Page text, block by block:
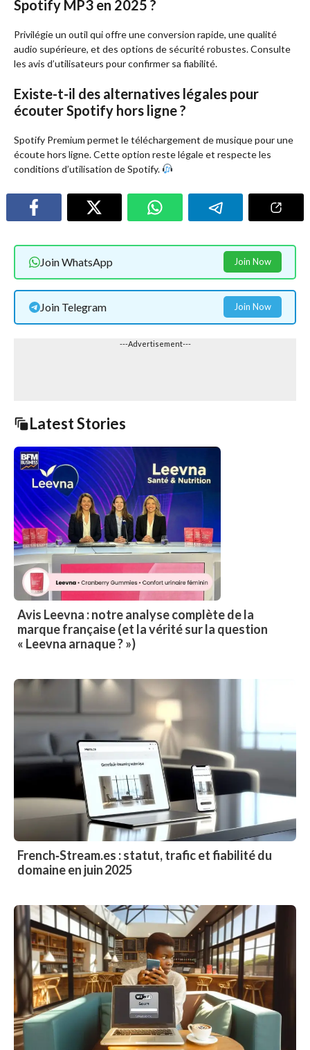
Spotify MP3 en 2025 ?
Privilégie un outil qui offre une conversion rapide, une qualité
audio supérieure, et des options de sécurité robustes. Consulte
les avis d’utilisateurs pour confirmer sa fiabilité.
Existe-t-il des alternatives légales pour
écouter Spotify hors ligne ?
Spotify Premium permet le téléchargement de musique pour une
écoute hors ligne. Cette option reste légale et respecte les
conditions d’utilisation de Spotify.
Join WhatsApp Join Now
Join Telegram Join Now
---Advertisement---
Latest Stories
Avis Leevna : notre analyse complète de la
marque française (et la vérité sur la question
« Leevna arnaque ? »)
French‑Stream.es : statut, trafic et fiabilité du
domaine en juin 2025